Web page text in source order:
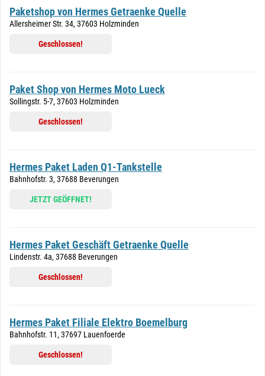
Paketshop von Hermes Getraenke Quelle
Allersheimer Str. 34, 37603 Holzminden
Geschlossen!
Paket Shop von Hermes Moto Lueck
Sollingstr. 5-7, 37603 Holzminden
Geschlossen!
Hermes Paket Laden Q1-Tankstelle
Bahnhofstr. 3, 37688 Beverungen
JETZT GEÖFFNET!
Hermes Paket Geschäft Getraenke Quelle
Lindenstr. 4a, 37688 Beverungen
Geschlossen!
Hermes Paket Filiale Elektro Boemelburg
Bahnhofstr. 11, 37697 Lauenfoerde
Geschlossen!